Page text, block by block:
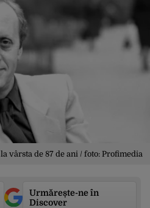
vârsta de 87 de ani / foto: Profimedia
Urmărește-ne în
Discover